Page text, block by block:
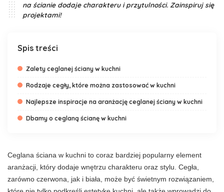
na ścianie dodaje charakteru i przytulności. Zainspiruj się
projektami!
Spis treści
Zalety ceglanej ściany w kuchni
Rodzaje cegły, które można zastosować w kuchni
Najlepsze inspiracje na aranżację ceglanej ściany w kuchni
Dbamy o ceglaną ścianę w kuchni
Ceglana ściana w kuchni to coraz bardziej popularny element
aranżacji, który dodaje wnętrzu charakteru oraz stylu. Cegła,
zarówno czerwona, jak i biała, może być świetnym rozwiązaniem,